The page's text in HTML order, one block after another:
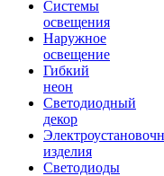
Системы
освещения
Наружное
освещение
Гибкий
неон
Светодиодный
декор
изделия
Светодиоды